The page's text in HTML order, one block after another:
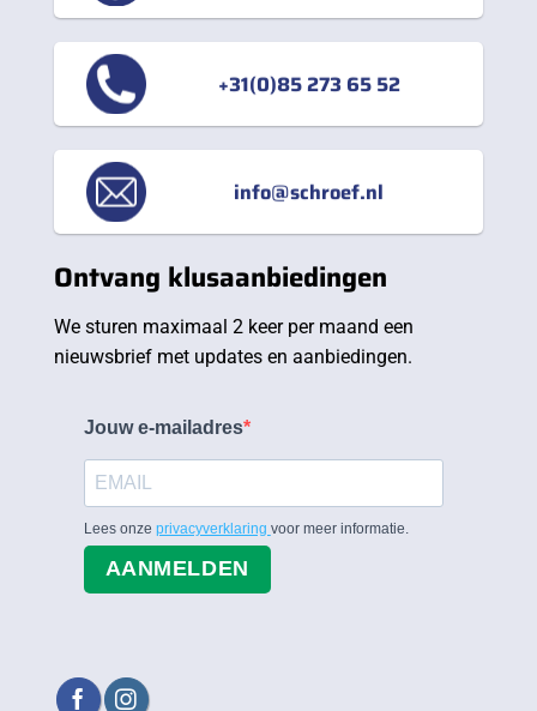
+31(0)85 273 65 52
info@schroef.nl
Ontvang klusaanbiedingen
We sturen maximaal 2 keer per maand een
nieuwsbrief met updates en aanbiedingen.
Jouw e-mailadres
Lees onze privacyverklaring voor meer informatie.
AANMELDEN